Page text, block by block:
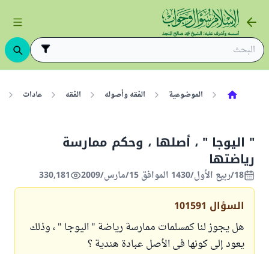
الموضوعية الفقه وأصوله الفقه عادات
" اليوجا " ، أصلها ، وحكم ممارسة
رياضتها
18/ربيع الأول/1430 الموافق 15/مارس/2009 330,181
السؤال 101591
هل يجوز لنا كمسلمات ممارسة رياضة " اليوجا " ، وذلك
يعود إلى كونها فى الأصل عبادة هندية ؟